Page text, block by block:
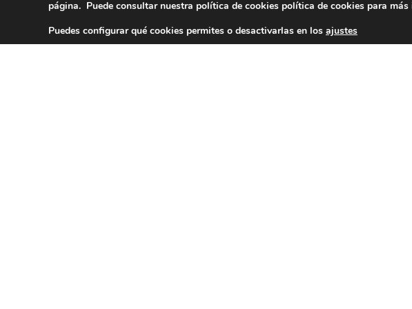
página. Puede consultar nuestra política de cookies política de cookies para
Puedes configurar qué cookies permites o desactivarlas en los ajustes